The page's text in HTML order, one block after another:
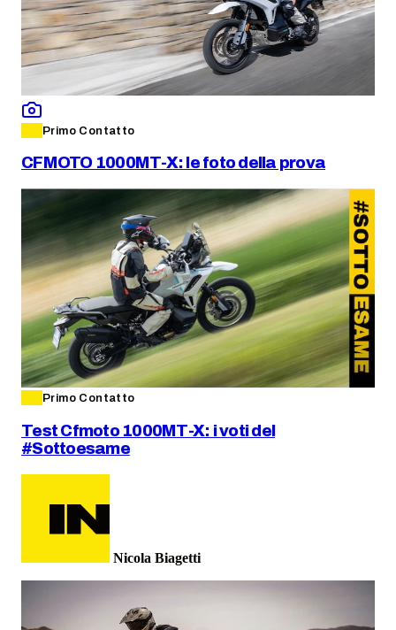
Primo Contatto
CFMOTO 1000MT-X: le foto della prova
Primo Contatto
Test Cfmoto 1000MT-X: i voti del
#Sottoesame
Nicola Biagetti